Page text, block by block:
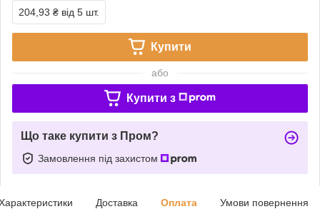
204,93 ₴ від 5 шт.
Купити
або
Купити з
Що таке купити з Пром?
Замовлення під захистом
Доставка Оплата Умови повернення